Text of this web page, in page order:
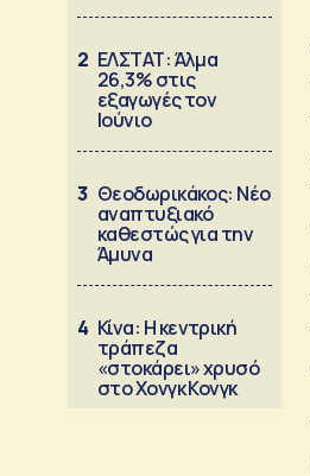
2 ΕΛΣΤΑΤ: Άλμα
26,3% στις
εξαγωγές τον
Ιούνιο
3 Θεοδωρικάκος: Νέο
αναπτυξιακό
καθεστώς για την
Άμυνα
4 Κίνα: Η κεντρική
τράπεζα
«στοκάρει» χρυσό
στο Χονγκ Κονγκ